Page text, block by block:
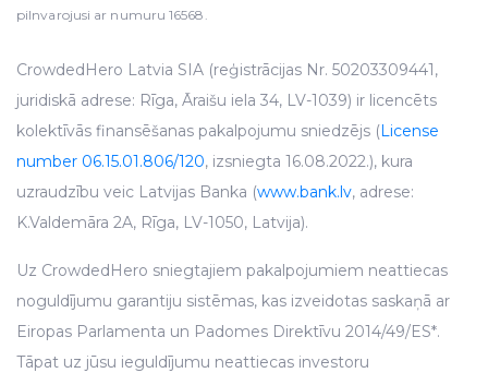
pilnvarojusi ar numuru 16568.
CrowdedHero Latvia SIA (reģistrācijas Nr. 50203309441,
juridiskā adrese: Rīga, Āraišu iela 34, LV-1039) ir licencēts
kolektīvās finansēšanas pakalpojumu sniedzējs (License
number 06.15.01.806/120, izsniegta 16.08.2022.), kura
uzraudzību veic Latvijas Banka (www.bank.lv, adrese:
K.Valdemāra 2A, Rīga, LV-1050, Latvija).
Uz CrowdedHero sniegtajiem pakalpojumiem neattiecas
noguldījumu garantiju sistēmas, kas izveidotas saskaņā ar
Eiropas Parlamenta un Padomes Direktīvu 2014/49/ES*.
Tāpat uz jūsu ieguldījumu neattiecas investoru